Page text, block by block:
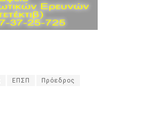
ΕΠΣΠ Πρόεδρος